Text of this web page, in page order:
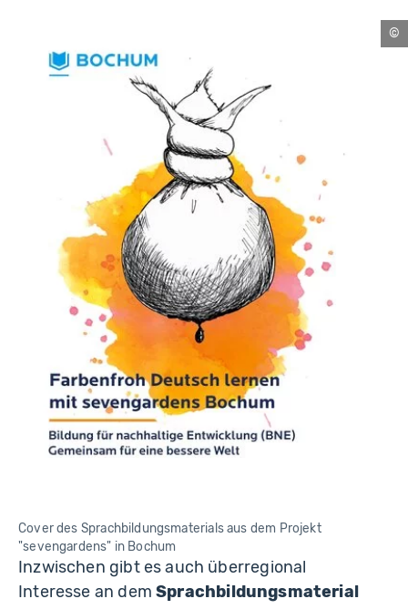
Cover des Sprachbildungsmaterials aus dem Projekt
"sevengardens" in Bochum
Inzwischen gibt es auch überregional
Interesse an demSprachbildungsmaterial